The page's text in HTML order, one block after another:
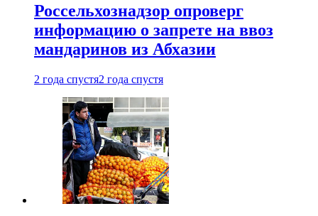
Россельхознадзор опроверг
информацию о запрете на ввоз
мандаринов из Абхазии
2 года спустя2 года спустя